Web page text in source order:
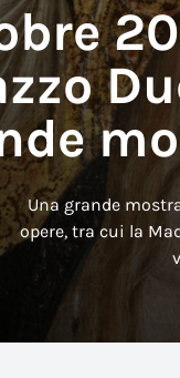
Una grande
opere, tra cui la